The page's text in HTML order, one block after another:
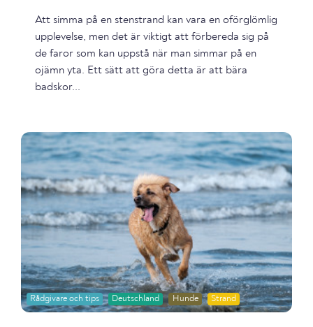
Att simma på en stenstrand kan vara en oförglömlig
upplevelse, men det är viktigt att förbereda sig på
de faror som kan uppstå när man simmar på en
ojämn yta. Ett sätt att göra detta är att bära
badskor...
Rådgivare och tips Deutschland Hunde Strand